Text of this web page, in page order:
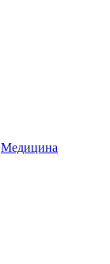
Медицина